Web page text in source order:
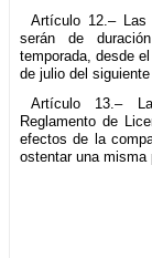
Artículo 12.–
serán de
temporada, desde
de julio del siguiente
Artículo 13.–
Reglamento de
efectos de la
ostentar una misma